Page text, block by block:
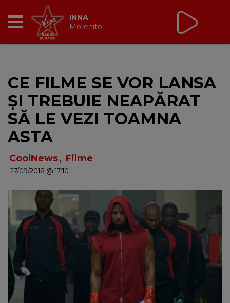
BREAKFAST
TIC TALK
CÂȘTIGĂ
HOT 30
DANCEFLOOR CHART
RADIO ACADEMY
NEWS
CONTUL MEU
INNA
Morenito
CE FILME SE VOR LANSA
ȘI TREBUIE NEAPĂRAT
SĂ LE VEZI TOAMNA
ASTA
CoolNews, Filme
27/09/2018 @ 17:10